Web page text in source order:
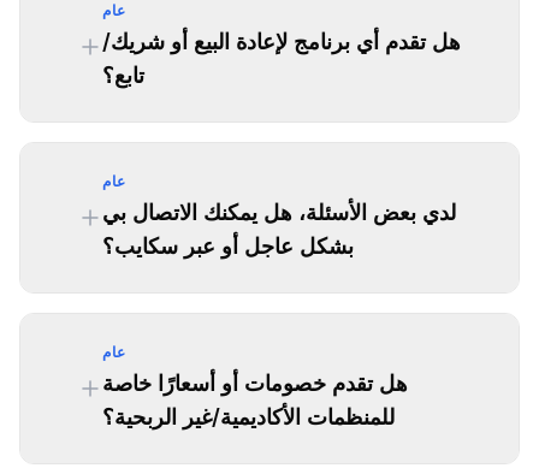
عام
هل تقدم أي برنامج لإعادة البيع أو شريك/
تابع؟
عام
لدي بعض الأسئلة، هل يمكنك الاتصال بي
بشكل عاجل أو عبر سكايب؟
عام
هل تقدم خصومات أو أسعارًا خاصة
للمنظمات الأكاديمية/غير الربحية؟